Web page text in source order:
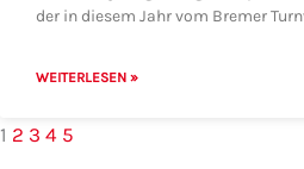
der in diesem Jahr vom Bremer
WEITERLESEN »
1 2 3 4 5